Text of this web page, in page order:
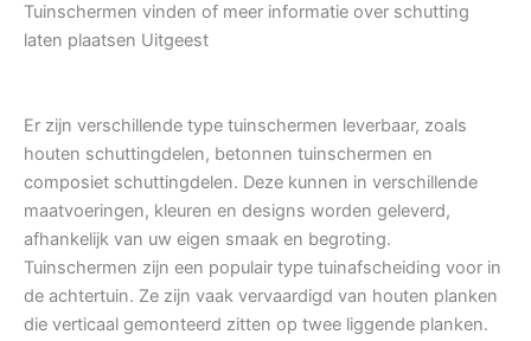
Tuinschermen vinden of meer informatie over schutting
laten plaatsen Uitgeest
Er zijn verschillende type tuinschermen leverbaar, zoals
houten schuttingdelen, betonnen tuinschermen en
composiet schuttingdelen. Deze kunnen in verschillende
maatvoeringen, kleuren en designs worden geleverd,
afhankelijk van uw eigen smaak en begroting.
Tuinschermen zijn een populair type tuinafscheiding voor in
de achtertuin. Ze zijn vaak vervaardigd van houten planken
die verticaal gemonteerd zitten op twee liggende planken.